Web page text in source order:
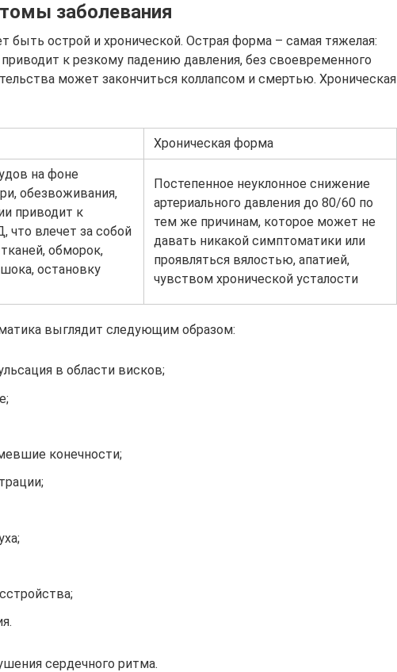
заболевания
быть острой и хронической. Острая форма – самая тяжелая:
к резкому падению давления, без своевременного
может закончиться коллапсом и смертью. Хроническая
Хроническая форма
на фоне
обезвоживания,
приводит к
что влечет за собой
обморок,
остановку
Постепенное неуклонное снижение
артериального давления до 80/60 по
тем же причинам, которое может не
давать никакой симптоматики или
проявляться вялостью, апатией,
чувством хронической усталости
выглядит следующим образом:
в области висков;
конечности;
сердечного ритма.